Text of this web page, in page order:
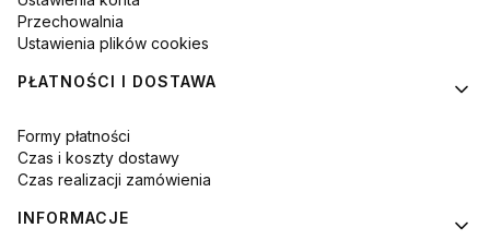
Przechowalnia
Ustawienia plików cookies
PŁATNOŚCI I DOSTAWA
Formy płatności
Czas i koszty dostawy
Czas realizacji zamówienia
INFORMACJE